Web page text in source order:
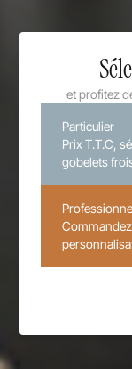
et profitez
Particulier
Prix T.T.C,
gobelets